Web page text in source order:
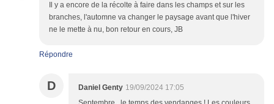
Il y a encore de la récolte à faire dans les champs et sur les
branches, l'automne va changer le paysage avant que l'hiver
ne le mette à nu, bon retour en cours, JB
Répondre
D Daniel Genty 19/09/2024 17:05